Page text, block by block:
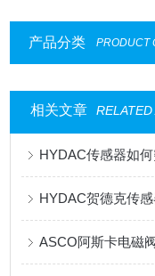
产品分类 PRODUCT
相关文章
HYDAC传感器如
HYDAC贺德克传
ASCO阿斯卡电磁